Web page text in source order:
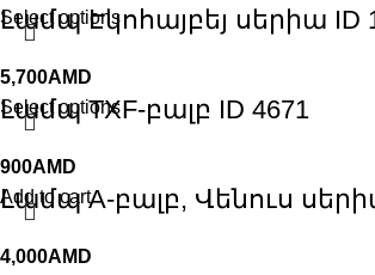
Select options
Լամպ Էկոհայբեյ սերիա ID
5,700AMD
Select options
Լամպ TXF-բալբ ID 4671
900AMD
Add to cart
Լամպ A-բալբ, Վենուս
4,000AMD